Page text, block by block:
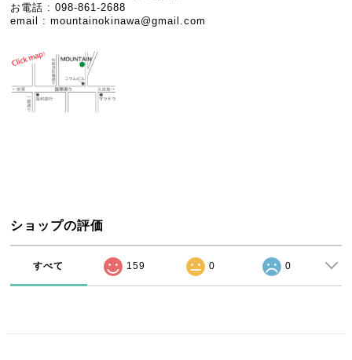
お電話 : 098-861-2688
email :mountainokinawa@gmail.com
ショップの評価
すべて 159 0 0